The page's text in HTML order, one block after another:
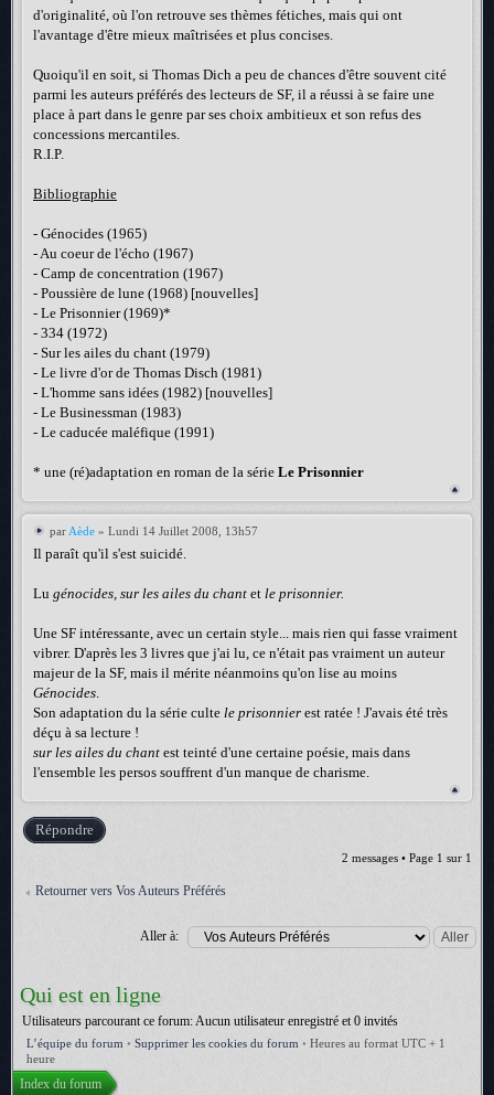
d'originalité, où l'on retrouve ses thèmes fétiches, mais qui ont
l'avantage d'être mieux maîtrisées et plus concises.
Quoiqu'il en soit, si Thomas Dich a peu de chances d'être souvent cité
parmi les auteurs préférés des lecteurs de SF, il a réussi à se faire une
place à part dans le genre par ses choix ambitieux et son refus des
concessions mercantiles.
R.I.P.
Bibliographie
- Génocides (1965)
- Au coeur de l'écho (1967)
- Camp de concentration (1967)
- Poussière de lune (1968) [nouvelles]
- Le Prisonnier (1969)*
- 334 (1972)
- Sur les ailes du chant (1979)
- Le livre d'or de Thomas Disch (1981)
- L'homme sans idées (1982) [nouvelles]
- Le Businessman (1983)
- Le caducée maléfique (1991)
* une (ré)adaptation en roman de la série Le Prisonnier
par Aède » Lundi 14 Juillet 2008, 13h57
Il paraît qu'il s'est suicidé.
Lu génocides, sur les ailes du chant et le prisonnier.
Une SF intéressante, avec un certain style... mais rien qui fasse vraiment
vibrer. D'après les 3 livres que j'ai lu, ce n'était pas vraiment un auteur
majeur de la SF, mais il mérite néanmoins qu'on lise au moins
Génocides.
Son adaptation du la série culte le prisonnier est ratée ! J'avais été très
déçu à sa lecture !
sur les ailes du chant est teinté d'une certaine poésie, mais dans
l'ensemble les persos souffrent d'un manque de charisme.
Répondre
2 messages • Page 1 sur 1
Retourner vers Vos Auteurs Préférés
Aller à:
Qui est en ligne
Utilisateurs parcourant ce forum: Aucun utilisateur enregistré et 0 invités
L’équipe du forum • Supprimer les cookies du forum • Heures au format UTC + 1
heure
Index du forum